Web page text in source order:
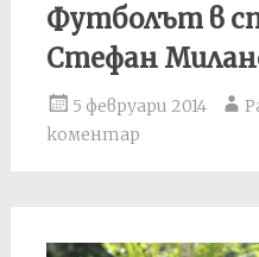
Футболът в
Стефан
5 февруари 2014
коментар